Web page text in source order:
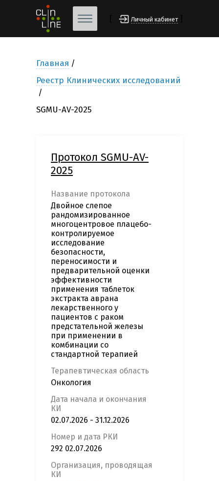
Личный кабинет
Главная
Реестр Клинических исследований
SGMU-AV-2025
Протокол SGMU-AV-
2025
Название протокола
Двойное слепое
рандомизированное
многоцентровое плацебо-
контролируемое
исследование
безопасности,
переносимости и
предварительной оценки
эффективности
применения таблеток
экстракта аврана
лекарственного у
пациентов с раком
предстательной железы
при применении в
комбинации со
стандартной терапией
Терапевтическая область
Онкология
Дата начала и окончания
КИ
02.07.2026 - 31.12.2026
Номер и дата РКИ
292 02.07.2026
Организация, проводящая
КИ